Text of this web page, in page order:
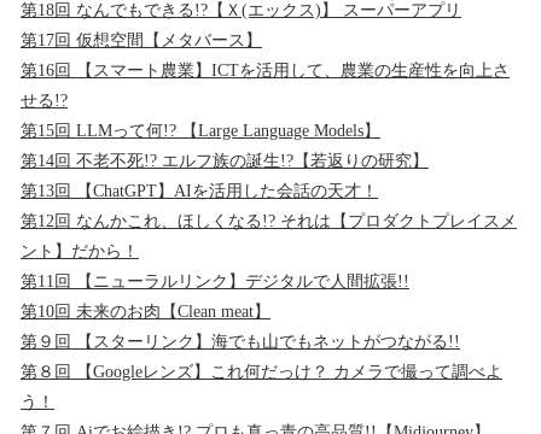
第18回 なんでもできる!?【Ｘ(エックス)】 スーパーアプリ
第17回 仮想空間【メタバース】
第16回 【スマート農業】ICTを活用して、農業の生産性を向上さ
せる!?
第15回 LLMって何!? 【Large Language Models】
第14回 不老不死!? エルフ族の誕生!?【若返りの研究】
第13回 【ChatGPT】AIを活用した会話の天才！
第12回 なんかこれ、ほしくなる!? それは【プロダクトプレイスメ
ント】だから！
第11回 【ニューラルリンク】デジタルで人間拡張!!
第10回 未来のお肉【Clean meat】
第９回 【スターリンク】海でも山でもネットがつながる!!
第８回 【Googleレンズ】これ何だっけ？ カメラで撮って調べよ
う！